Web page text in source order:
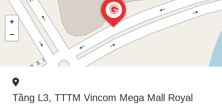
Tầng L3, TTTM Vincom Mega Mall Royal